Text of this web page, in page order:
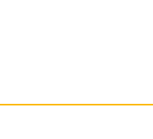
Giảm